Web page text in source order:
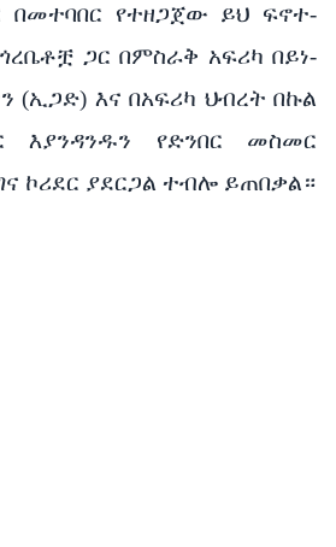
የተዘጋጀው ይህ ፍኖተ-
ጋር በምስራቅ አፍሪካ በይነ-
(ኢጋድ) እና በአፍሪካ ህብረት በኩል
እያንዳንዱን የድንበር መስመር
ኮሪደር ያደርጋል ተብሎ ይጠበቃል።